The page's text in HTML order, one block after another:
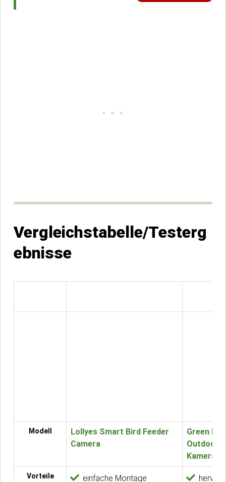
Vergleichstabelle/Testerg
ebnisse
Modell
Lollyes Smart Bird Feeder
Camera
Green
Outdoor
Kamera
Vorteile einfache Montage